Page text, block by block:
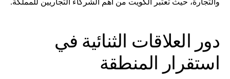
دور العلاقات الثنائية في
استقرار المنطقة